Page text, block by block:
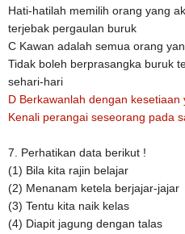
Hati-hatilah memilih orang yang
terjebak pergaulan buruk
C Kawan adalah semua orang
Tidak boleh berprasangka buruk
sehari-hari
D Berkawanlah dengan kesetiaan
Kenali perangai seseorang pada
7. Perhatikan data berikut !
(1) Bila kita rajin belajar
(2) Menanam ketela berjajar-jajar
(3) Tentu kita naik kelas
(4) Diapit jagung dengan talas